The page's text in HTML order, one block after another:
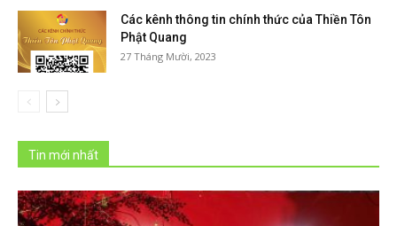
Các kênh thông tin chính thức của Thiền Tôn
Phật Quang
27 Tháng Mười, 2023
Tin mới nhất